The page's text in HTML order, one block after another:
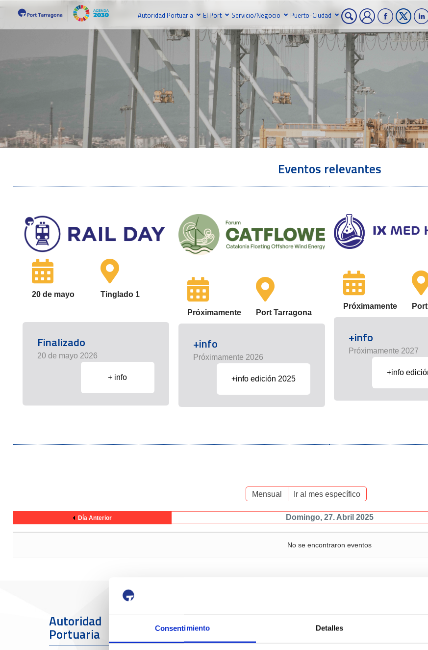
Consentimiento Detalles
Autoridad Portuaria El Port Servicio/Negocio Puerto-Ciudad
Eventos relevantes
20 de mayo Tinglado 1
Finalizado
20 de mayo 2026
+ info
Próximamente Port Tarragona
+info
Próximamente 2026
+info edición 2025
Próximamente
+info
Próximamente 2027
+info
Mensual Ir al mes específico
Día Anterior Domingo, 27. Abril 2025
No se encontraron eventos
Autoridad
Portuaria
El Puerto
Sobre el Port
Servicios
Operaciones y servicios
Negocio
Tráficos